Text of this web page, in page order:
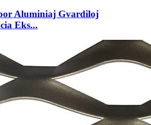
Aluminiaj Gvardiloj
Eks...